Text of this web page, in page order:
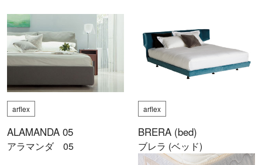
arflex
ALAMANDA 05
アラマンダ 05
arflex
BRERA (bed)
ブレラ (ベッド)